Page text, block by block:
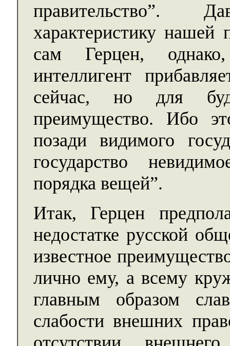
правительство”.
характеристику нашей
сам Герцен,
интеллигент
сейчас, но для
преимущество. Ибо
позади видимого
государство
порядка вещей”.
Итак, Герцен
недостатке русской
известное
лично ему, а всему
главным образом
слабости внешних